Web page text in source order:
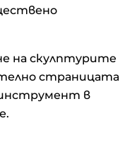
на скулптурите
страницата
в